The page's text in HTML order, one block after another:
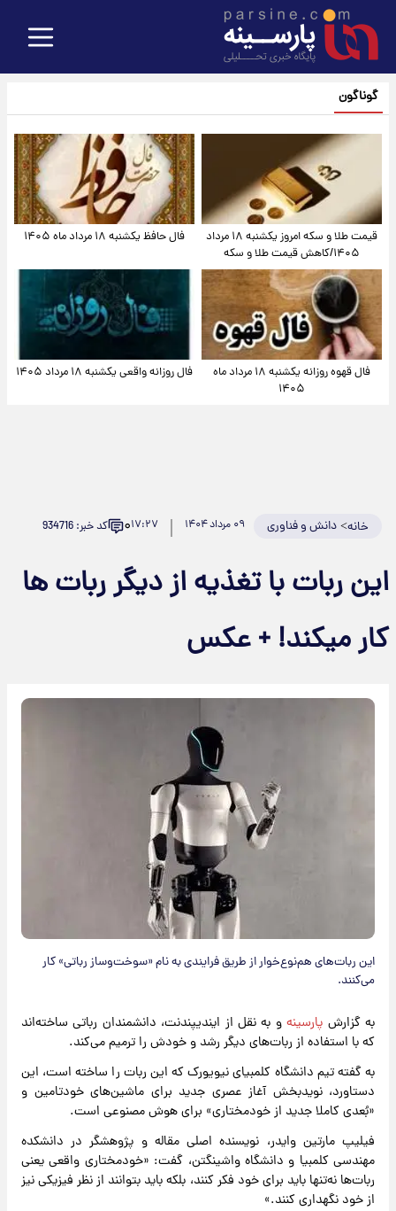
گوناگون
قیمت طلا و سکه امروز یکشنبه ۱۸ مرداد
۱۴۰۵/کاهش قیمت طلا و سکه
فال حافظ یکشنبه ۱۸ مرداد ماه ۱۴۰۵
فال قهوه روزانه یکشنبه ۱۸ مرداد ماه
۱۴۰۵
فال روزانه واقعی یکشنبه ۱۸ مرداد ۱۴۰۵
خانه>دانش و فناوری ۰۹ مرداد ۱۴۰۴ ۱۷:۲۷۰ کد خبر: 934716
این ربات با تغذیه از دیگر ربات ها
کار میکند! + عکس
این ربات‌های هم‌نوع‌خوار از طریق فرایندی به نام «سوخت‌وساز رباتی» کار
می‌کنند.
به گزارش پارسینهو به نقل از ایندیپندنت، دانشمندان رباتی ساخته‌اند
که با استفاده از ربات‌های دیگر رشد و خودش را ترمیم می‌کند.
به گفته تیم دانشگاه کلمبیای نیویورک که این ربات را ساخته‌ است، این
دستاورد، نویدبخش آغاز عصری جدید برای ماشین‌های خودتامین و
«بُعدی کاملا جدید از خودمختاری» برای هوش مصنوعی است.
فیلیپ مارتین وایدر، نویسنده اصلی مقاله و پژوهشگر در دانشکده
مهندسی کلمبیا و دانشگاه واشینگتن، گفت: «خودمختاری واقعی یعنی
ربات‌ها نه‌تنها باید برای خود فکر کنند، بلکه باید بتوانند از نظر فیزیکی نیز
از خود نگهداری کنند.»